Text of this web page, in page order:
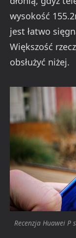
wysokość
jest łatwo
Większość
obsłużyć niżej.
Recenzja Huawei P